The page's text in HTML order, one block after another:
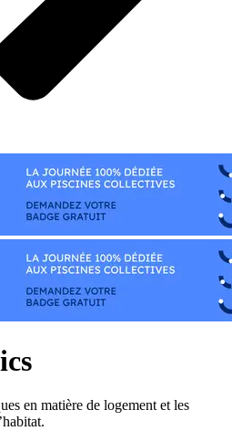
en matière de logement et les